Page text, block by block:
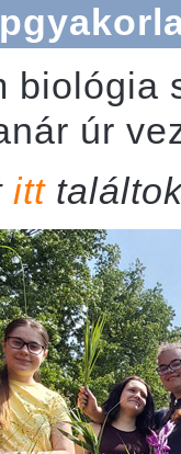
biológia
úr
itt